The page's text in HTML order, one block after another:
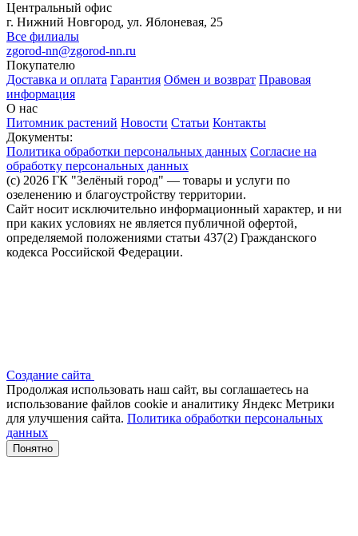
Центральный офис
г. Нижний Новгород, ул. Яблоневая, 25
Все филиалы
zgorod-nn@zgorod-nn.ru
Покупателю
Доставка и оплата Гарантия Обмен и возврат Правовая
информация
О нас
Питомник растений Новости Статьи Контакты
Документы:
Политика обработки персональных данных Согласие на
обработку персональных данных
(c) 2026 ГК "Зелёный город" — товары и услуги по
озеленению и благоустройству территории.
Сайт носит исключительно информационный характер, и ни
при каких условиях не является публичной офертой,
определяемой положениями статьи 437(2) Гражданского
кодекса Российской Федерации.
Создание сайта
Продолжая использовать наш сайт, вы соглашаетесь на
использование файлов сооkіе и аналитику Яндекс Метрики
для улучшения сайта. Политика обработки персональных
данных
Понятно